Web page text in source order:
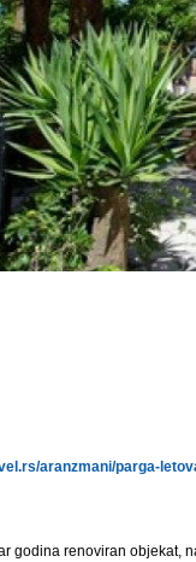
aranzmani/parga-
godina renoviran objekat,